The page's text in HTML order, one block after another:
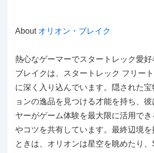
About オリオン・ブレイク
熱心なゲーマーでスタートレック愛好
ブレイクは、スタートレック フリー
に深く入り込んでいます。隠された
ョンの逸品を見つける才能を持ち、
ヤーがゲーム体験を最大限に活用でき
やコツを共有しています。最終辺境
ときは、オリオンは星空を眺めたり